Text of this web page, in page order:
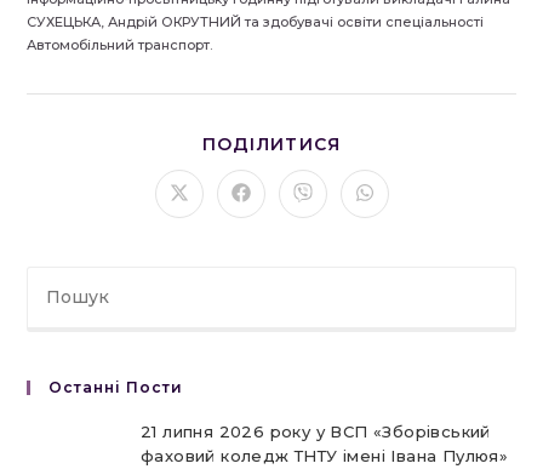
СУХЕЦЬКА, Андрій ОКРУТНИЙ та здобувачі освіти спеціальності
Автомобільний транспорт.
ПОДІЛИТИСЯ
ЦИМ
ВМІСТОМ
Відкрити
в
Відкрити
в
Відкрити
в
Відкрити
в
Останні Пости
21 липня 2026 року у ВСП «Зборівський
фаховий коледж ТНТУ імені Івана Пулюя»